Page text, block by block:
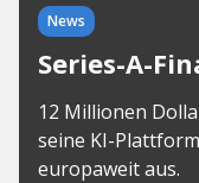
News
Series-A-
12 Millionen
seine KI-
europaweit aus.